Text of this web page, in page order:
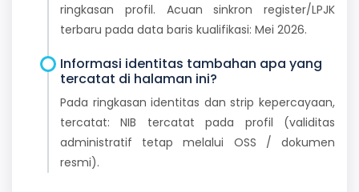
ringkasan profil. Acuan sinkron register/LPJK
terbaru pada data baris kualifikasi: Mei 2026.
Informasi identitas tambahan apa yang
tercatat di halaman ini?
Pada ringkasan identitas dan strip kepercayaan,
tercatat: NIB tercatat pada profil (validitas
administratif tetap melalui OSS / dokumen
resmi).